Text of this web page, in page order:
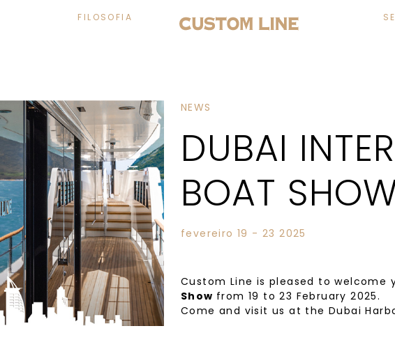
FILOSOFIA
NEWS
DUBAI
BOAT
fevereiro 19 - 23 2025
Custom Line is pleased to
Show from 19 to 23 February 2025.
Come and visit us at the Dubai